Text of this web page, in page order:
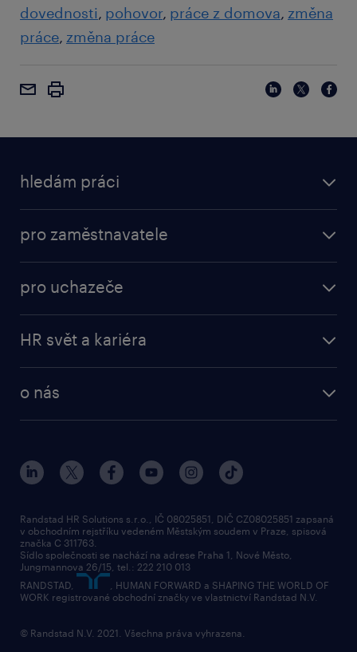
dovednosti pohovor práce z domova změna
práce změna práce
hledám práci
pro zaměstnavatele
pro uchazeče
HR svět a kariéra
o nás
Randstad HR Solutions s.r.o., IČ 08025851, DIČ CZ08025851 zapsaná
v obchodním rejstříku vedeném Městským soudem v Praze, spisová
značka C 311763.
Sídlo společnosti se nachází na adrese Praha 1, Nové Město,
Jungmannova 26/15, tel.: 222 210 013
RANDSTAD,
, HUMAN FORWARD a SHAPING THE WORLD OF
WORK registrované obchodní značky ve vlastnictví Randstad N.V.
© Randstad N.V. 2021. Všechna práva vyhrazena.